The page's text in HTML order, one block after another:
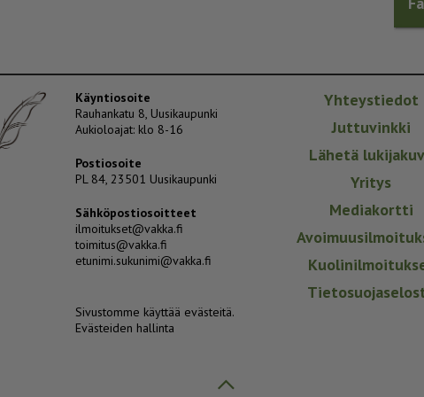
Käyntiosoite
Rauhankatu 8, Uusikaupunki
Aukioloajat: klo 8-16
Postiosoite
PL 84, 23501 Uusikaupunki
Sähköpostiosoitteet
ilmoitukset@vakka.fi
toimitus@vakka.fi
etunimi.sukunimi@vakka.fi
Sivustomme käyttää evästeitä.
Evästeiden hallinta
Yhteystiedot
Juttuvinkki
Lähetä
Yritys
Mediakortti